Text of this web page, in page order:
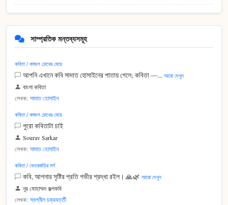
সাম্প্রতিক মন্তব্যসমূহ
কবিতা / কাজল চোখের মেয়ে
আপনি এখানে কবি সাদাত হোসাইনের পাতায় গেলে; কবিতা —... আরো দেখুন
বাংলা কবিতা
লেখক: সাদাত হোসাইন
কবিতা / কাজল চোখের মেয়ে
পুরো কবিতাটা চাই
Sourav Sarkar
লেখক: সাদাত হোসাইন
কবিতা / ভেতরবাড়ির মর্গ
কবি, আপনার সৃষ্টির প্রতি গভীর শ্রদ্ধা রইল। 🙏🌿 আরো দেখুন
নূর মোহাম্মদ কল্পকবি
লেখক: স্বপ্নীল চক্রবর্ত্তী